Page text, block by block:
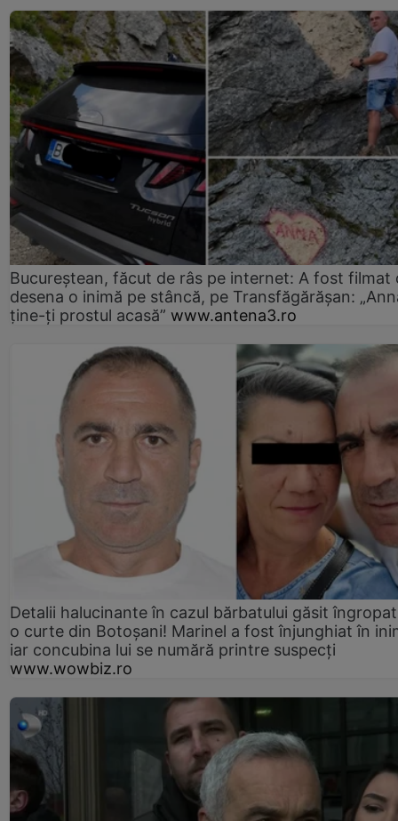
Bucureștean, făcut de râs pe internet: A fost filmat
desena o inimă pe stâncă, pe Transfăgărășan:
ține-ți prostul acasă” www.antena3.ro
Detalii halucinante în cazul bărbatului găsit
o curte din Botoșani! Marinel a fost înjunghiat în
iar concubina lui se numără printre suspecți
www.wowbiz.ro